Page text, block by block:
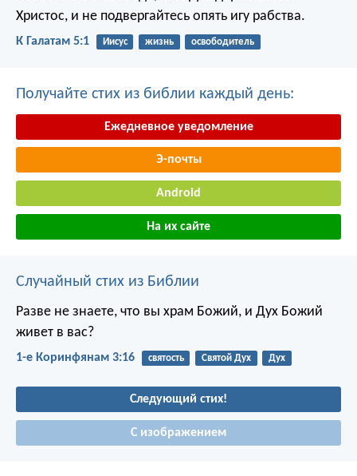
Христос, и не подвергайтесь опять игу рабства.
К Галатам 5:1 Иисус жизнь освободитель
Получайте стих из библии каждый день:
Ежедневное уведомление
Э-почты
Android
На их сайте
Случайный стих из Библии
Разве не знаете, что вы храм Божий, и Дух Божий
живет в вас?
1-е Коринфянам 3:16 святость Святой Дух Дух
Следующий стих!
С изображением